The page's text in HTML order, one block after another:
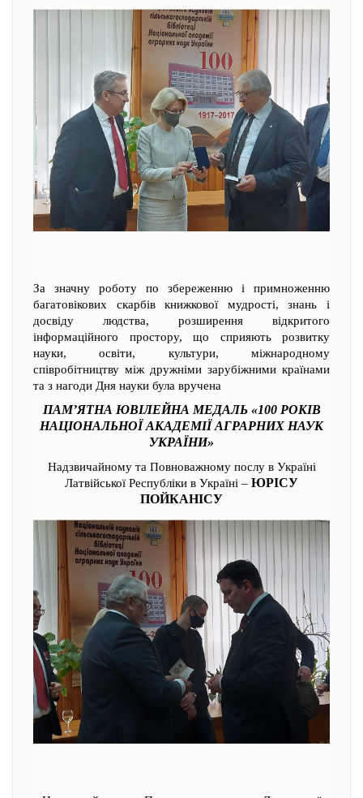
За значну роботу по збереженню і примноженню
багатовікових скарбів книжкової мудрості, знань і
досвіду людства, розширення відкритого
інформаційного простору, що сприяють розвитку
науки, освіти, культури, міжнародному
співробітництву між дружніми зарубіжними країнами
та з нагоди Дня науки була вручена
ПАМ’ЯТНА ЮВІЛЕЙНА МЕДАЛЬ «100 РОКІВ
НАЦІОНАЛЬНОЇ АКАДЕМІЇ АГРАРНИХ НАУК
УКРАЇНИ»
Надзвичайному та Повноважному послу в Україні
Латвійської Республіки в Україні – ЮРІСУ
ПОЙКАНІСУ